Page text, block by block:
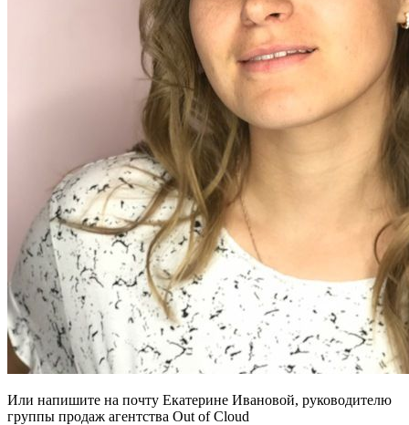
Или напишите на почту Екатерине Ивановой, руководителю
группы продаж агентства Out of Cloud